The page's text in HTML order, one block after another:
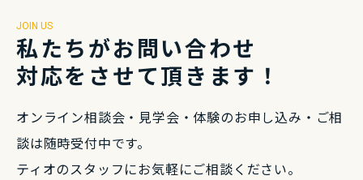
JOIN US
私たちがお問い合わせ
対応をさせて頂きます！
オンライン相談会・⾒学会・体験のお申し込み・ ご相
談は随時受付中です。
ティオのスタッフにお気軽にご相談ください。